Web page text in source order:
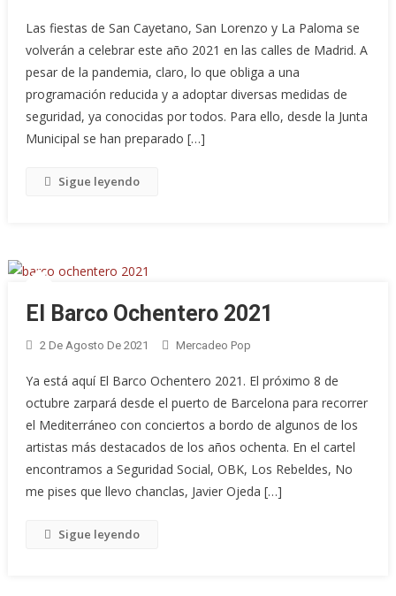
Las fiestas de San Cayetano, San Lorenzo y La Paloma se
volverán a celebrar este año 2021 en las calles de Madrid. A
pesar de la pandemia, claro, lo que obliga a una
programación reducida y a adoptar diversas medidas de
seguridad, ya conocidas por todos. Para ello, desde la Junta
Municipal se han preparado […]
Sigue leyendo
El Barco Ochentero 2021
2 De Agosto De 2021 Mercadeo Pop
Ya está aquí El Barco Ochentero 2021. El próximo 8 de
octubre zarpará desde el puerto de Barcelona para recorrer
el Mediterráneo con conciertos a bordo de algunos de los
artistas más destacados de los años ochenta. En el cartel
encontramos a Seguridad Social, OBK, Los Rebeldes, No
me pises que llevo chanclas, Javier Ojeda […]
Sigue leyendo